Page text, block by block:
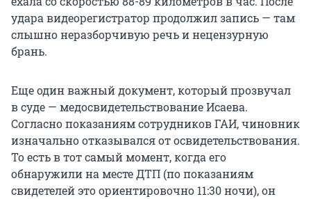
удара видеорегистратор продолжил запись — там
слышно неразборчивую речь и нецензурную
брань.
Еще один важный документ, который прозвучал
в суде — медосвидетельствование Исаева.
Согласно показаниям сотрудников ГАИ, чиновник
изначально отказывался от освидетельствования.
То есть в тот самый момент, когда его
обнаружили на месте ДТП (по показаниям
свидетелей это ориентировочно 11:30 ночи), он